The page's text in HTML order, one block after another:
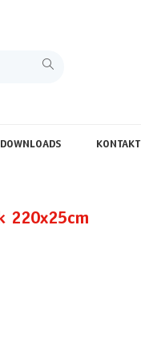
DOWNLOADS KONTAKT
220x25cm